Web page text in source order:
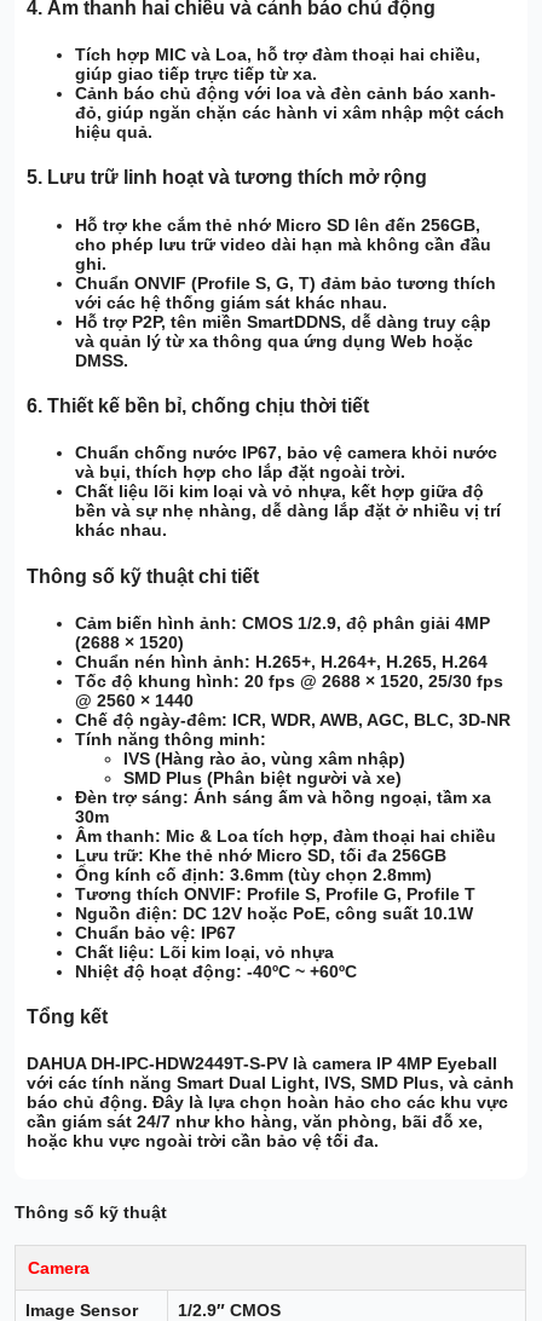
4. Âm thanh hai chiều và cảnh báo chủ động
Tích hợp MIC và Loa, hỗ trợđàm thoại hai chiều,
giúp giao tiếp trực tiếp từ xa.
Cảnh báo chủ động với loa và đèn cảnh báo xanh-
đỏ, giúp ngăn chặn các hành vi xâm nhập một cách
hiệu quả.
5. Lưu trữ linh hoạt và tương thích mở rộng
Hỗ trợ khe cắm thẻ nhớ Micro SD lên đến 256GB,
cho phép lưu trữ video dài hạn mà không cần đầu
ghi.
Chuẩn ONVIF (Profile S, G, T) đảm bảo tương thích
với các hệ thống giám sát khác nhau.
Hỗ trợ P2P,tên miền SmartDDNS, dễ dàng truy cập
và quản lý từ xa thông qua ứng dụngWeb hoặc
DMSS.
6.Thiết kế bền bỉ, chống chịu thời tiết
Chuẩn chống nước IP67, bảo vệ camera khỏi nước
và bụi, thích hợp cho lắp đặt ngoài trời.
Chất liệu lõi kim loại và vỏ nhựa, kết hợp giữa độ
bền và sự nhẹ nhàng, dễ dàng lắp đặt ở nhiều vị trí
khác nhau.
Thông số kỹ thuật chi tiết
Cảm biến hình ảnh: CMOS 1/2.9, độ phân giải4MP
(2688 × 1520)
Chuẩn nén hình ảnh: H.265+, H.264+, H.265, H.264
Tốc độ khung hình: 20 fps @ 2688 × 1520, 25/30 fps
@ 2560 × 1440
Chế độ ngày-đêm: ICR, WDR, AWB, AGC, BLC, 3D-NR
Tính năng thông minh:
IVS (Hàng rào ảo, vùng xâm nhập)
SMD Plus (Phân biệt người và xe)
Đèn trợ sáng: Ánh sáng ấm và hồng ngoại, tầm xa
30m
Âm thanh: Mic & Loa tích hợp, đàm thoại hai chiều
Lưu trữ: Khe thẻ nhớ Micro SD, tối đa256GB
Ống kính cố định:3.6mm (tùy chọn2.8mm)
Tương thích ONVIF: Profile S, Profile G, Profile T
Nguồn điện: DC 12V hoặc PoE, công suất 10.1W
Chuẩn bảo vệ: IP67
Chất liệu: Lõi kim loại, vỏ nhựa
Nhiệt độ hoạt động:-40ºC ~ +60ºC
Tổng kết
DAHUA DH-IPC-HDW2449T-S-PV là camera IP4MP Eyeball
với các tính năngSmart Dual Light, IVS,SMD Plus, vàcảnh
báo chủ động. Đây là lựa chọn hoàn hảo cho các khu vực
cần giám sát 24/7 như kho hàng, văn phòng, bãi đỗ xe,
hoặc khu vực ngoài trời cần bảo vệ tối đa.
Thông số kỹ thuật
Camera
Image Sensor 1/2.9″ CMOS